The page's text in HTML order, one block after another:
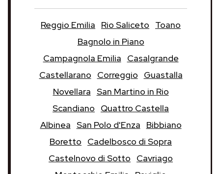
Reggio Emilia Rio Saliceto
Toano
Bagnolo in Piano
Campagnola Emilia
Casalgrande
Castellarano
Correggio
Guastalla
Novellara San Martino in Rio
Scandiano
Quattro Castella
Albinea San Polo d'Enza
Bibbiano
Boretto
Cadelbosco di Sopra
Castelnovo di Sotto
Cavriago